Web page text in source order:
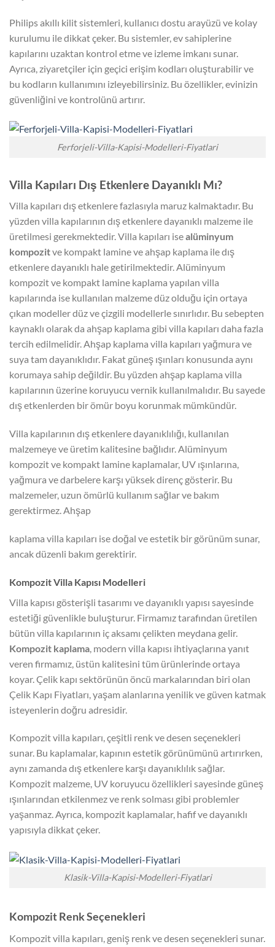
Philips akıllı kilit sistemleri, kullanıcı dostu arayüzü ve kolay
kurulumu ile dikkat çeker. Bu sistemler, ev sahiplerine
kapılarını uzaktan kontrol etme ve izleme imkanı sunar.
Ayrıca, ziyaretçiler için geçici erişim kodları oluşturabilir ve
bu kodların kullanımını izleyebilirsiniz. Bu özellikler, evinizin
güvenliğini ve kontrolünü artırır.
Ferforjeli-Villa-Kapisi-Modelleri-Fiyatlari
Villa Kapıları Dış Etkenlere Dayanıklı Mı?
Villa kapıları dış etkenlere fazlasıyla maruz kalmaktadır. Bu
yüzden villa kapılarının dış etkenlere dayanıklı malzeme ile
üretilmesi gerekmektedir. Villa kapıları isealüminyum
kompozitve kompakt lamine ve ahşap kaplama ile dış
etkenlere dayanıklı hale getirilmektedir. Alüminyum
kompozit ve kompakt lamine kaplama yapılan villa
kapılarında ise kullanılan malzeme düz olduğu için ortaya
çıkan modeller düz ve çizgili modellerle sınırlıdır. Bu sebepten
kaynaklı olarak da ahşap kaplama gibi villa kapıları daha fazla
tercih edilmelidir. Ahşap kaplama villa kapıları yağmura ve
suya tam dayanıklıdır. Fakat güneş ışınları konusunda aynı
korumaya sahip değildir. Bu yüzden ahşap kaplama villa
kapılarının üzerine koruyucu vernik kullanılmalıdır. Bu sayede
dış etkenlerden bir ömür boyu korunmak mümkündür.
Villa kapılarının dış etkenlere dayanıklılığı, kullanılan
malzemeye ve üretim kalitesine bağlıdır. Alüminyum
kompozit ve kompakt lamine kaplamalar, UV ışınlarına,
yağmura ve darbelere karşı yüksek direnç gösterir. Bu
malzemeler, uzun ömürlü kullanım sağlar ve bakım
gerektirmez. Ahşap
kaplama villa kapıları ise doğal ve estetik bir görünüm sunar,
ancak düzenli bakım gerektirir.
Kompozit Villa Kapısı Modelleri
Villa kapısı gösterişli tasarımı ve dayanıklı yapısı sayesinde
estetiği güvenlikle buluşturur. Firmamız tarafından üretilen
bütün villa kapılarının iç aksamı çelikten meydana gelir.
Kompozit kaplama , modern villa kapısı ihtiyaçlarına yanıt
veren firmamız, üstün kalitesini tüm ürünlerinde ortaya
koyar. Çelik kapı sektörünün öncü markalarından biri olan
Çelik Kapı Fiyatları, yaşam alanlarına yenilik ve güven katmak
isteyenlerin doğru adresidir.
Kompozit villa kapıları, çeşitli renk ve desen seçenekleri
sunar. Bu kaplamalar, kapının estetik görünümünü artırırken,
aynı zamanda dış etkenlere karşı dayanıklılık sağlar.
Kompozit malzeme, UV koruyucu özellikleri sayesinde güneş
ışınlarından etkilenmez ve renk solması gibi problemler
yaşanmaz. Ayrıca, kompozit kaplamalar, hafif ve dayanıklı
yapısıyla dikkat çeker.
Klasik-Villa-Kapisi-Modelleri-Fiyatlari
Kompozit Renk Seçenekleri
Kompozit villa kapıları, geniş renk ve desen seçenekleri sunar.